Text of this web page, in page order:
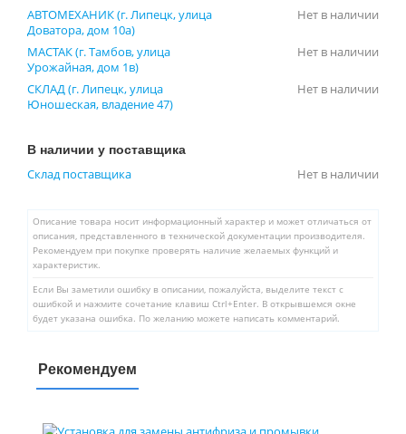
АВТОМЕХАНИК (г. Липецк, улица
Доватора, дом 10а)
Нет в наличии
МАСТАК (г. Тамбов, улица
Урожайная, дом 1в)
Нет в наличии
СКЛАД (г. Липецк, улица
Юношеская, владение 47)
Нет в наличии
В наличии у поставщика
Склад поставщика Нет в наличии
Описание товара носит информационный характер и может отличаться от
описания, представленного в технической документации производителя.
Рекомендуем при покупке проверять наличие желаемых функций и
характеристик.
Если Вы заметили ошибку в описании, пожалуйста, выделите текст с
ошибкой и нажмите сочетание клавиш Ctrl+Enter. В открывшемся окне
будет указана ошибка. По желанию можете написать комментарий.
Рекомендуем